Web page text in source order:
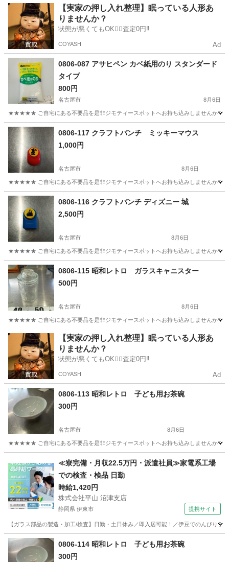
愛知 春日井市 味美駅 その他
【実家の押し入れ整理】眠っている人形あ
りませんか？
状態が悪くてもOK🙆‍♀️査定0円‼️
COYASH Ad
0806-087 アサヒペン カベ紙用のり スタンダード
タイプ
800円
名古屋市 8月6日
★★★★★ ご自宅にある不要品を是非ジモティースポットへお持ち込みしませんか？
愛知 名古屋市 アサヒペン
0806-117 クラフトパンチ ミッキーマウス
1,000円
名古屋市 8月6日
★★★★★ ご自宅にある不要品を是非ジモティースポットへお持ち込みしませんか？
愛知 名古屋市 クラフトパンチ
0806-116 クラフトパンチ ディズニー 城
2,500円
名古屋市 8月6日
★★★★★ ご自宅にある不要品を是非ジモティースポットへお持ち込みしませんか？
愛知 名古屋市 調理器具 クラフトパンチ
0806-115 昭和レトロ ガラスキャニスター
500円
名古屋市 8月6日
★★★★★ ご自宅にある不要品を是非ジモティースポットへお持ち込みしませんか？
愛知 名古屋市 家庭用品 キャニスター
【実家の押し入れ整理】眠っている人形あ
りませんか？
状態が悪くてもOK🙆‍♀️査定0円‼️
COYASH Ad
0806-113 昭和レトロ 子ども用お茶碗
300円
名古屋市 8月6日
★★★★★ ご自宅にある不要品を是非ジモティースポットへお持ち込みしませんか？
食器 茶碗
≪寮完備・月収22.5万円・派遣社員≫家電系工場
での検査・検品 日勤
時給1,420円
株式会社平山 沼津支店
静岡県 伊東市 提携サイト
【ガラス部品の製造・加工/検査】日勤・土日休み／即入居可能！／伊豆でのんびり
静岡 伊東市
0806-114 昭和レトロ 子ども用お茶碗
300円